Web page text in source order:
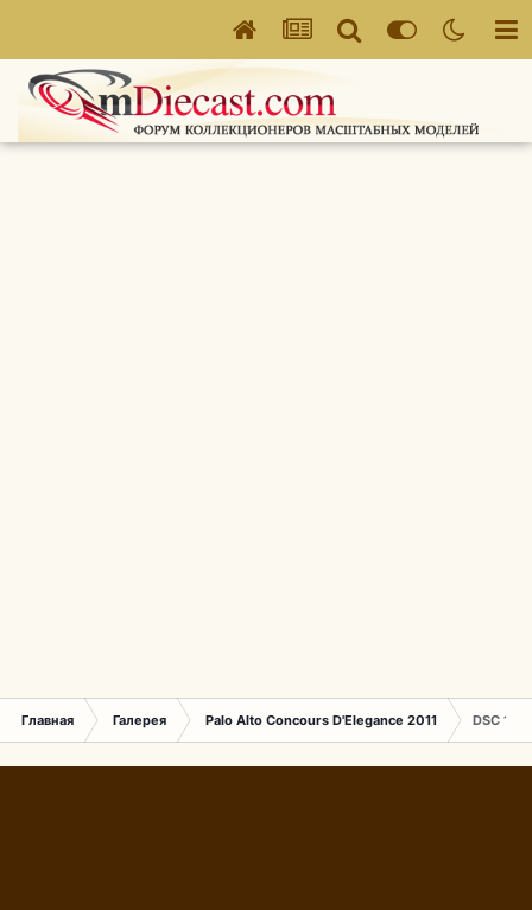
Главная Галерея Palo Alto Concours D'Elegance 2011 DSC